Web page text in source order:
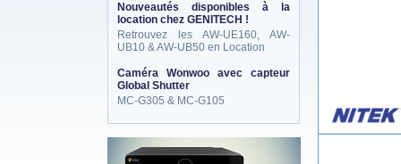
Nouveautés disponibles à la
location chez GENITECH !
Retrouvez les AW-UE160, AW-
UB10 & AW-UB50 en Location
Caméra Wonwoo avec capteur
Global Shutter
MC-G305 & MC-G105